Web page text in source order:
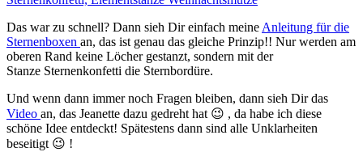
Das war zu schnell? Dann sieh Dir einfach meine Anleitung für die
Sternenboxen an, das ist genau das gleiche Prinzip!! Nur werden am
oberen Rand keine Löcher gestanzt, sondern mit der
Stanze Sternenkonfetti die Sternbordüre.
Und wenn dann immer noch Fragen bleiben, dann sieh Dir das
Video an, das Jeanette dazu gedreht hat 😉 , da habe ich diese
schöne Idee entdeckt! Spätestens dann sind alle Unklarheiten
beseitigt 😉 !